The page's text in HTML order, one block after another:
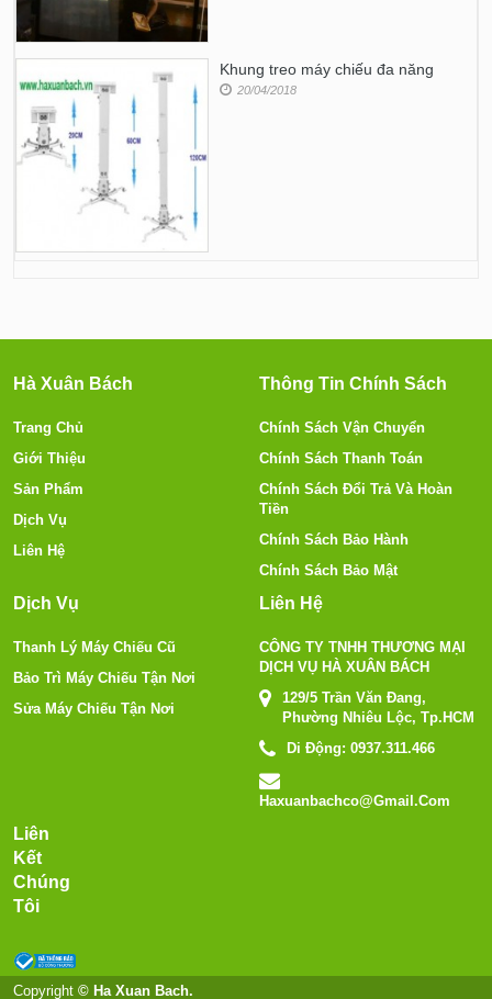
Khung treo máy chiếu đa năng
20/04/2018
Hà Xuân Bách
Trang Chủ
Giới Thiệu
Sản Phẩm
Dịch Vụ
Liên Hệ
Thông Tin Chính Sách
Chính Sách Vận Chuyển
Chính Sách Thanh Toán
Chính Sách Đổi Trả Và Hoàn
Tiền
Chính Sách Bảo Hành
Chính Sách Bảo Mật
Dịch Vụ
Thanh Lý Máy Chiếu Cũ
Bảo Trì Máy Chiếu Tận Nơi
Sửa Máy Chiếu Tận Nơi
Liên Hệ
CÔNG TY TNHH THƯƠNG MẠI
DỊCH VỤ HÀ XUÂN BÁCH
129/5 Trần Văn Đang,
Phường Nhiêu Lộc, Tp.HCM
Di Động: 0937.311.466
Haxuanbachco@gmail.com
Liên
Kết
Chúng
Tôi
Copyright © Ha Xuan Bach.